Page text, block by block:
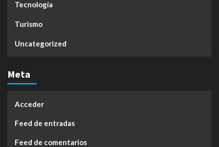
Tecnología
Turismo
Uncategorized
Meta
Acceder
Feed de entradas
Feed de comentarios